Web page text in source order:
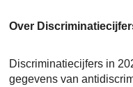
Over
Discriminatiecijfers in
gegevens van